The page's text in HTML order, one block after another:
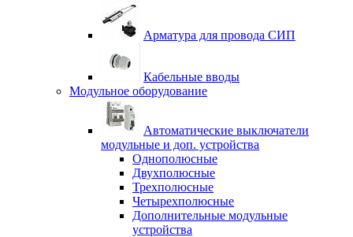
Арматура для провода СИП
Кабельные вводы
Модульное оборудование
Автоматические выключатели
модульные и доп. устройства
Однополюсные
Двухполюсные
Трехполюсные
Четырехполюсные
Дополнительные модульные
устройства